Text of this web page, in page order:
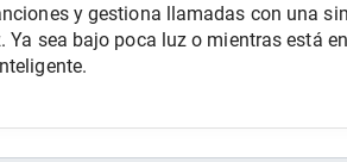
y gestiona llamadas con una
sea bajo poca luz o mientras está